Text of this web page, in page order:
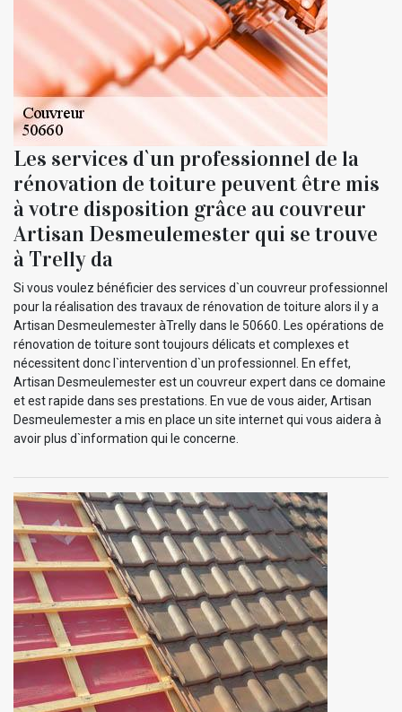
Les services d`un professionnel de la
rénovation de toiture peuvent être mis
à votre disposition grâce au couvreur
Artisan Desmeulemester qui se trouve
à Trelly da
Si vous voulez bénéficier des services d`un couvreur professionnel
pour la réalisation des travaux de rénovation de toiture alors il y a
Artisan Desmeulemester àTrelly dans le 50660. Les opérations de
rénovation de toiture sont toujours délicats et complexes et
nécessitent donc l`intervention d`un professionnel. En effet,
Artisan Desmeulemester est un couvreur expert dans ce domaine
et est rapide dans ses prestations. En vue de vous aider, Artisan
Desmeulemester a mis en place un site internet qui vous aidera à
avoir plus d`information qui le concerne.